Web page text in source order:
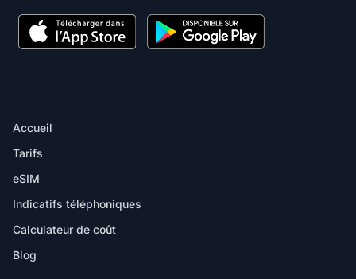
Accueil
Tarifs
eSIM
Indicatifs téléphoniques
Calculateur de coût
Blog